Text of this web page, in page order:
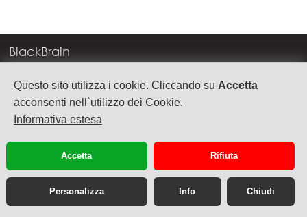
Questo sito utilizza i cookie. Cliccando su Accetta
acconsenti nell`utilizzo dei Cookie.
Informativa estesa
Accetta Rifiuta
Personalizza Info Chiudi
BlackBrain
Corso Milano, 83
37138 Verona
info@blackbrain.it
TEL. +39 045 575888
P.Iva 03992340236